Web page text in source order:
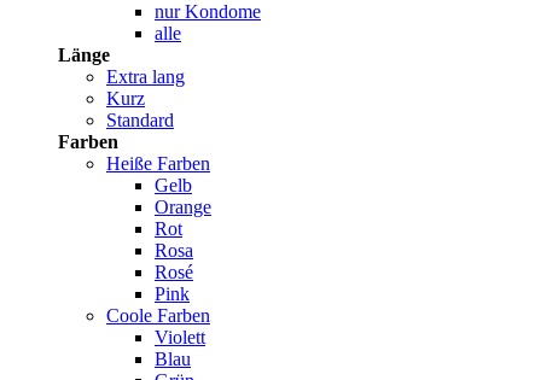
nur Kondome
alle
Länge
Extra lang
Kurz
Standard
Farben
Heiße Farben
Gelb
Orange
Rot
Rosa
Rosé
Pink
Coole Farben
Violett
Blau